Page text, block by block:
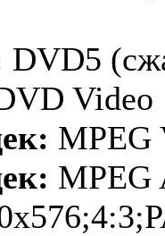
DVD5
Video
MPEG
MPEG